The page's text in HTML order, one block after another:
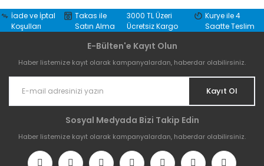
İade ve İptal
Koşulları
Takas ile
Satın Alma
3000 TL Üzeri
Ücretsiz Kargo
Kurye ile 4
Saatte Teslim
E-Bülten'e Kayıt Olun
Haber listemize kayıt olarak kampanyalardan, haberdar olabilirsiniz.
Kayıt Ol
Sosyal Medyada Bizi Takip Edin
Haber listemize kayıt olarak kampanyalardan, haberdar olabilirsiniz.